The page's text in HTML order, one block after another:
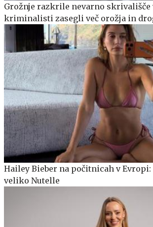
Grožnje razkrile nevarno skrivališče
kriminalisti zasegli več orožja in
Hailey Bieber na počitnicah v
veliko Nutelle